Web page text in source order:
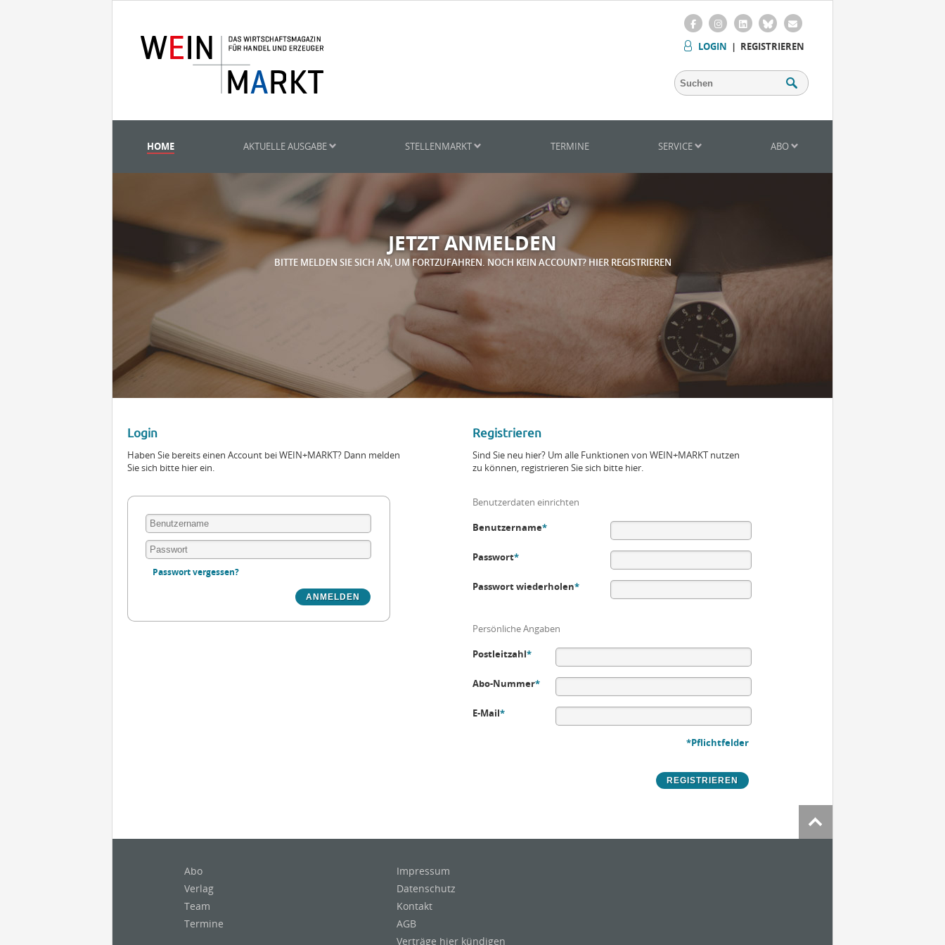
LOGIN | REGISTRIEREN
HOME AKTUELLE AUSGABE STELLENMARKT TERMINE SERVICE ABO
JETZT ANMELDEN
BITTE MELDEN SIE SICH AN, UM FORTZUFAHREN. NOCH KEIN ACCOUNT? HIER REGISTRIEREN
Login
Haben Sie bereits einen Account bei WEIN+MARKT? Dann melden
Sie sich bitte hier ein.
Passwort vergessen?
Registrieren
Sind Sie neu hier? Um alle Funktionen von WEIN+MARKT nutzen
zu können, registrieren Sie sich bitte hier.
Benutzerdaten einrichten
Benutzername*
Passwort*
Passwort wiederholen*
Persönliche Angaben
Postleitzahl*
Abo-Nummer*
E-Mail*
*Pflichtfelder
Abo
Verlag
Team
Termine
Impressum
Datenschutz
Kontakt
AGB
Verträge hier kündigen